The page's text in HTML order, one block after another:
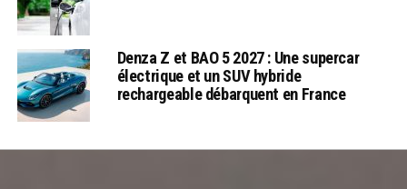
Denza Z et BAO 5 2027 : Une supercar
électrique et un SUV hybride
rechargeable débarquent en France